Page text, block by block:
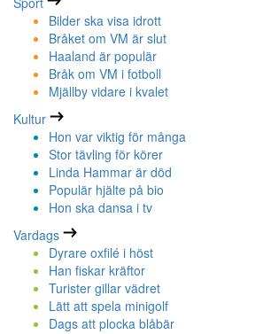
Bilder ska visa idrott
Bråket om VM är slut
Haaland är populär
Bråk om VM i fotboll
Mjällby vidare i kvalet
Kultur
Hon var viktig för många
Stor tävling för körer
Linda Hammar är död
Populär hjälte på bio
Hon ska dansa i tv
Vardags
Dyrare oxfilé i höst
Han fiskar kräftor
Turister gillar vädret
Lätt att spela minigolf
Dags att plocka blåbär